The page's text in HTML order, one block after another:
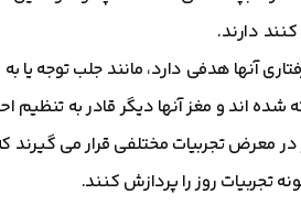
دارند.
آنها هدفی دارد، مانند جلب توجه
شده اند و مغز آنها دیگر قادر به تنظیم
در معرض تجربیات مختلفی قرار می گیرند
تجربیات روز را پردازش کنند.